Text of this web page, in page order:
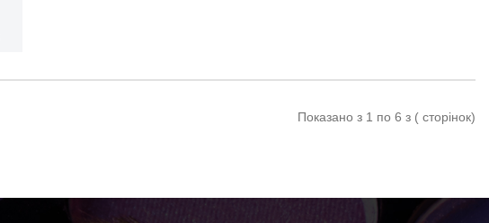
Показано з 1 по 6 з ( сторінок)